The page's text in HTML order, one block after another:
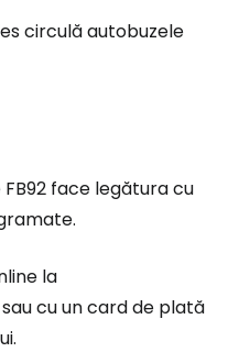
circulă autobuzele
face legătura cu
la
sau cu un card de plată